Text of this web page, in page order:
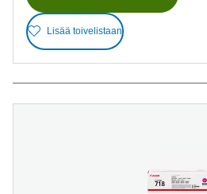
Lisää toivelistaan